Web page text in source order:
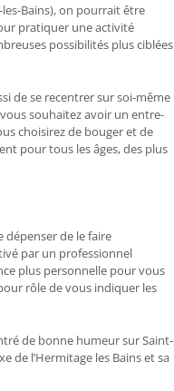
Bains), on pourrait être
pratiquer une activité
possibilités plus ciblées
de se recentrer sur soi-même
souhaitez avoir un entre-
choisirez de bouger et de
pour tous les âges, des plus
dépenser de le faire
par un professionnel
plus personnelle pour vous
rôle de vous indiquer les
de bonne humeur sur Saint-
de l’Hermitage les Bains et sa